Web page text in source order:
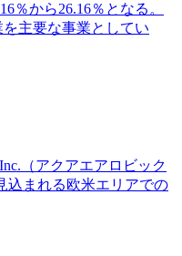
％から26.16％となる。
主要な事業としてい
（アクアエアロビック
込まれる欧米エリアでの